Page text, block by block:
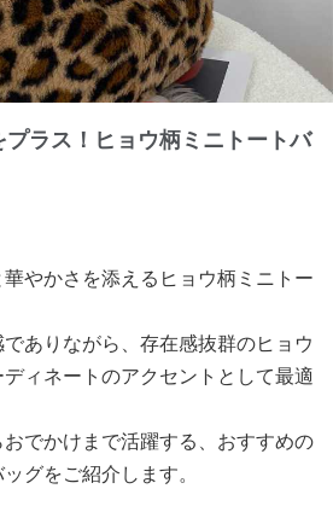
ラス！ヒョウ柄ミニトートバ
やかさを添えるヒョウ柄ミニトー
ありながら、存在感抜群のヒョウ
ィネートのアクセントとして最適
でかけまで活躍する、おすすめの
グをご紹介します。